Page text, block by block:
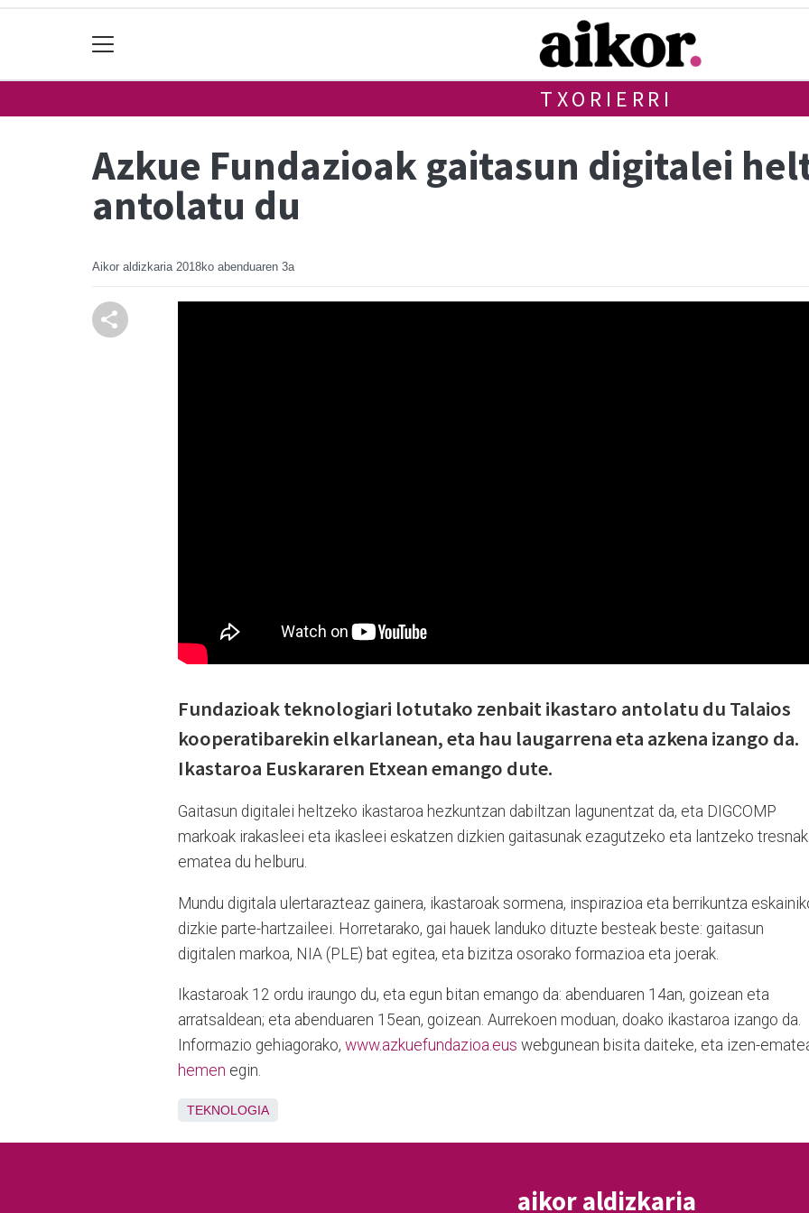
TXORIERRI
Azkue Fundazioak gaitasun digitalei
antolatu du
Aikor aldizkaria 2018ko abenduaren 3a
Fundazioak teknologiari lotutako zenbait ikastaro antolatu du Talaios
kooperatibarekin elkarlanean, eta hau laugarrena eta azkena izango da.
Ikastaroa Euskararen Etxean emango dute.
Gaitasun digitalei heltzeko ikastaroa hezkuntzan dabiltzan lagunentzat da, eta DIGCOMP
markoak irakasleei eta ikasleei eskatzen dizkien gaitasunak ezagutzeko eta lantzeko tresnak
ematea du helburu.
Mundu digitala ulertarazteaz gainera, ikastaroak sormena, inspirazioa eta berrikuntza
dizkie parte-hartzaileei. Horretarako, gai hauek landuko dituzte besteak beste: gaitasun
digitalen markoa, NIA (PLE) bat egitea, eta bizitza osorako formazioa eta joerak.
Ikastaroak 12 ordu iraungo du, eta egun bitan emango da: abenduaren 14an, goizean eta
arratsaldean; eta abenduaren 15ean, goizean. Aurrekoen moduan, doako ikastaroa izango da.
Informazio gehiagorako, www.azkuefundazioa.eus webgunean bisita daiteke, eta izen-
hemen egin.
TEKNOLOGIA
aikor aldizkaria